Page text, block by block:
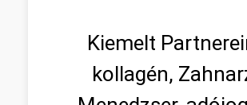
Kiemelt
kollagén,